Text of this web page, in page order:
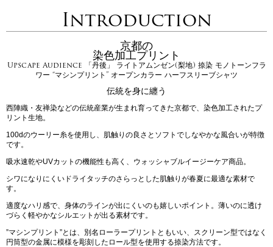
Introduction
京都の
染色加工プリント
Upscape Audience 「丹後」 ライトアムンゼン(梨地) 捺染 モノトーンフラ
ワー “マシンプリント” オープンカラー ハーフスリーブシャツ
伝統を身に纏う
西陣織・友禅染などの伝統産業が生まれ育ってきた京都で、染色加工されたプ
リント生地。
100dのウーリー糸を使用し、肌触りの良さとソフトでしなやかな風合いが特徴
です。
吸水速乾やUVカットの機能性も高く、ウォッシャブルイージーケア商品。
シワになりにくいドライタッチのさらっとした肌触りが春夏に最適な素材で
す。
適度なハリ感で、身体のラインが出にくいのも嬉しいポイント。薄いのに透け
づらく軽やかなシルエットが出る素材です。
”マシンプリント”とは、別名ローラープリントともいい、スクリーン型ではなく
円筒型の金属に模様を彫刻したロール型を使用する捺染方法です。